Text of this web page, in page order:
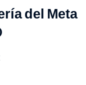
del Meta